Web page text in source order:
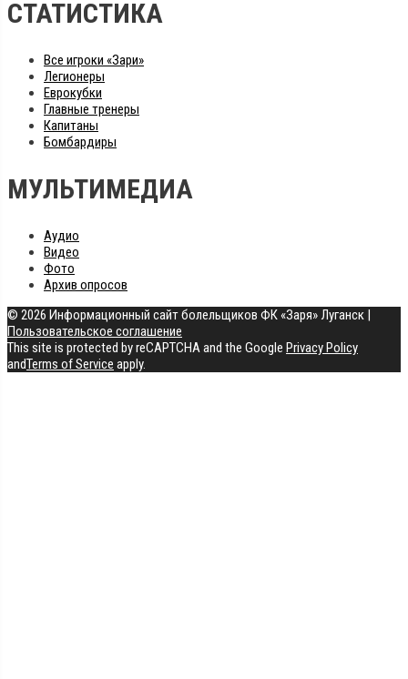
СТАТИСТИКА
Все игроки «Зари»
Легионеры
Еврокубки
Главные тренеры
Капитаны
Бомбардиры
МУЛЬТИМЕДИА
Аудио
Видео
Фото
Архив опросов
© 2026 Информационный сайт болельщиков ФК «Заря» Луганск |
Пользовательское соглашение
This site is protected by reCAPTCHA and the Google Privacy Policy
andTerms of Service apply.